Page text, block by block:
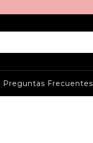
Preguntas Frecuentes